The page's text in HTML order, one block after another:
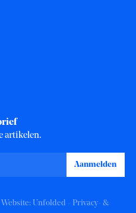
artikelen.
Unfolded - Privacy- &